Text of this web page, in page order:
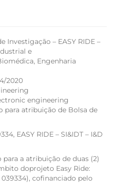
Investigação – EASY RIDE –
e
Engenharia
2020
engineering
para atribuição de Bolsa de
EASY RIDE – SI&IDT – I&D
a atribuição de duas (2)
doprojeto Easy Ride:
cofinanciado pelo